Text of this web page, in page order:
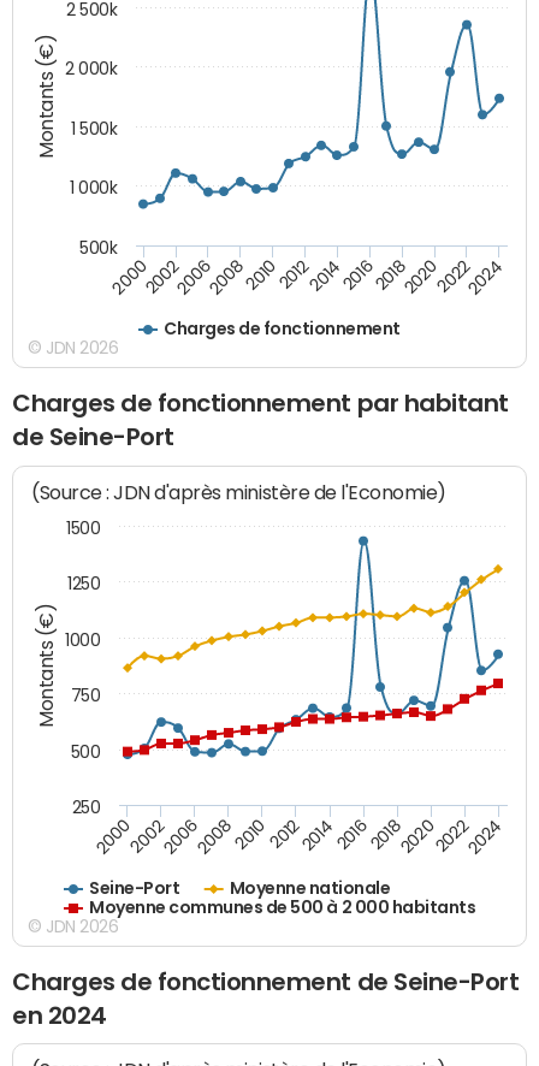
Montants (€)
Charges de fonctionnement
200020022006200820102012201420162018202020222024
500k
1 000k
1 500k
2 000k
2 500k
© JDN 2026
Charges de fonctionnement par habitant
de Seine-Port
Montants (€)
(Source : JDN d'après ministère de l'Economie)
Seine-Port
Moyenne nationale
Moyenne communes de 500 à 2 000 habitants
200020022006200820102012201420162018202020222024
250
500
750
1000
1250
1500
© JDN 2026
Charges de fonctionnement de Seine-Port
en 2024